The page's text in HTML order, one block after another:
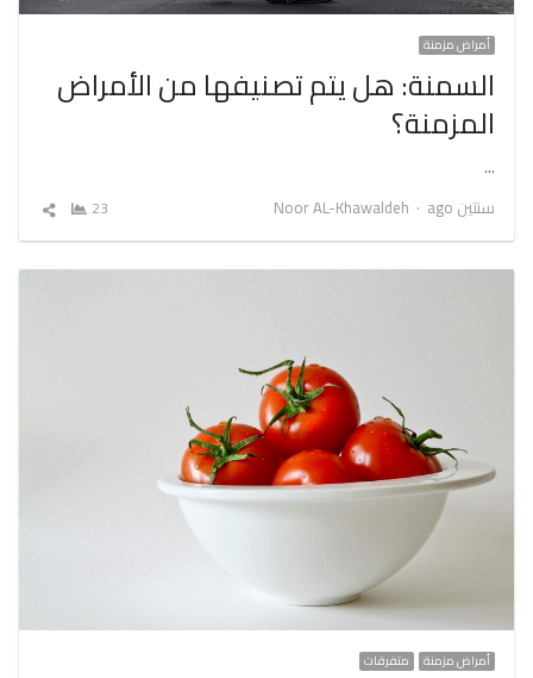
أمراض مزمنة
السمنة: هل يتم تصنيفها من الأمراض
المزمنة؟
…
سنتين ago
Author
Noor AL-Khawaldeh
23
شارك
أمراض مزمنة متفرقات